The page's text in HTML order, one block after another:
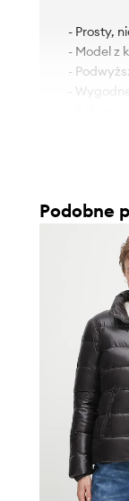
- Prosty,
- Model z
-
-
-
-
-
-
Podobne